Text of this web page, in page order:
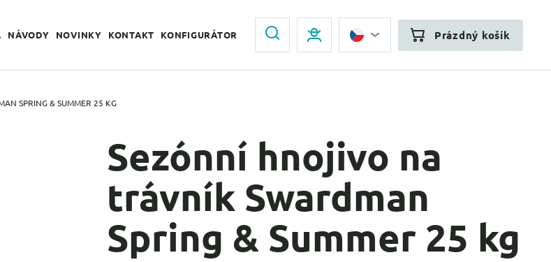
NÁVODY NOVINKY KONTAKT KONFIGURÁTOR Prázdný košík
SPRING & SUMMER 25 KG
Sezónní hnojivo na
trávník Swardman
Spring & Summer 25 kg